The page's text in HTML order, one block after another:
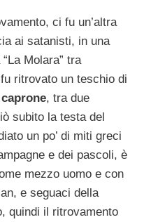
ci fu un’altra
ai satanisti, in una
Molara” tra
ritrovato un teschio di
caprone, tra due
subito la testa del
un po’ di miti greci
e dei pascoli, è
mezzo uomo e con
e seguaci della
quindi il ritrovamento